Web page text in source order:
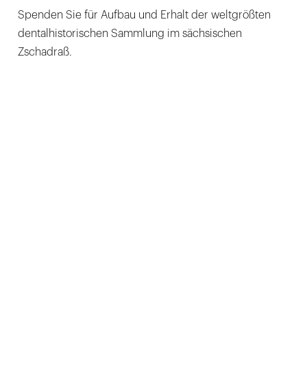
Spenden Sie für Aufbau und Erhalt der weltgrößten
dentalhistorischen Sammlung im sächsischen
Zschadraß.